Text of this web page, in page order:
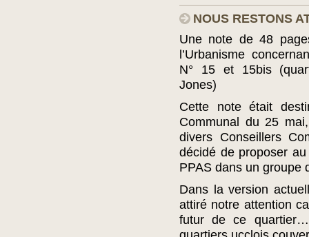
NOUS RESTONS
Une note de 48
l’Urbanisme
N° 15 et 15bis
Jones)
Cette note était
Communal du 25
divers Conseillers
décidé de proposer
PPAS dans un groupe
Dans la version
attiré notre attention
futur de ce